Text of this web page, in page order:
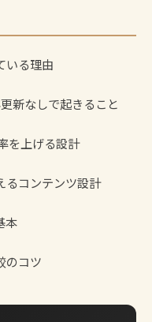
いる理由
新なしで起きること
を上げる設計
るコンテンツ設計
本
のコツ